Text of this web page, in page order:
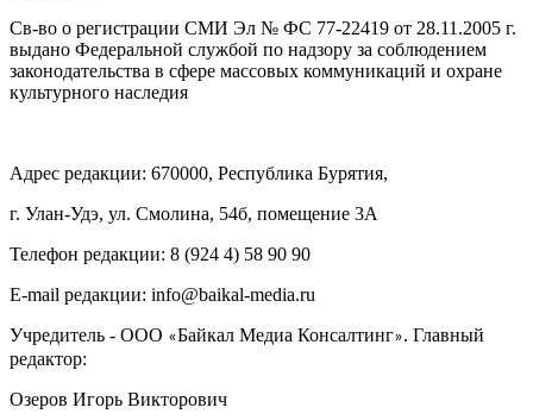
Св-во о регистрации СМИ Эл № ФС 77-22419 от 28.11.2005 г.
выдано Федеральной службой по надзору за соблюдением
законодательства в сфере массовых коммуникаций и охране
культурного наследия
Адрес редакции: 670000, Республика Бурятия,
г. Улан-Удэ, ул. Смолина, 54б, помещение 3А
Телефон редакции: ‎‎8 (924 4) 58 90 90
E-mail редакции: info@baikal-media.ru
Учредитель - ООО «Байкал Медиа Консалтинг». Главный
редактор:
Озеров Игорь Викторович